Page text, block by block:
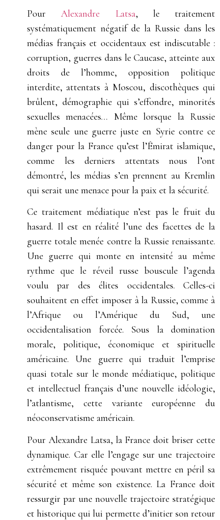
PourAlexandre Latsa, le traitement
systématiquement négatif de la Russie dans les
médias français et occidentaux est indiscutable :
corruption, guerres dans le Caucase, atteinte aux
droits de l’homme, opposition politique
interdite, attentats à Moscou, discothèques qui
brûlent, démographie qui s’effondre, minorités
sexuelles menacées… Même lorsque la Russie
mène seule une guerre juste en Syrie contre ce
danger pour la France qu’est l’Émirat islamique,
comme les derniers attentats nous l’ont
démontré, les médias s’en prennent au Kremlin
qui serait une menace pour la paix et la sécurité.
Ce traitement médiatique n’est pas le fruit du
hasard. Il est en réalité l’une des facettes de la
guerre totale menée contre la Russie renaissante.
Une guerre qui monte en intensité au même
rythme que le réveil russe bouscule l’agenda
voulu par des élites occidentales. Celles-ci
souhaitent en effet imposer à la Russie, comme à
l’Afrique ou l’Amérique du Sud, une
occidentalisation forcée. Sous la domination
morale, politique, économique et spirituelle
américaine. Une guerre qui traduit l’emprise
quasi totale sur le monde médiatique, politique
et intellectuel français d’une nouvelle idéologie,
l’atlantisme, cette variante européenne du
néoconservatisme américain.
Pour Alexandre Latsa, la France doit briser cette
dynamique. Car elle l’engage sur une trajectoire
extrêmement risquée pouvant mettre en péril sa
sécurité et même son existence. La France doit
ressurgir par une nouvelle trajectoire stratégique
et historique qui lui permette d’initier son retour